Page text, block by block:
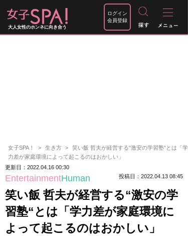
大人女性のホンネに向き合う
ログイン
会員登録
女子SPA！ 生き方
笑い飯 哲夫が経営する“激安の学習塾“とは「学
力差が家庭環境によって起こるのはおかしい」
更新日：2022.04.16 00:30
EntertainmentHuman 投稿日：2022.04.13 08:45
笑い飯 哲夫が経営する“激安の学
習塾“とは「学力差が家庭環境に
よって起こるのはおかしい」